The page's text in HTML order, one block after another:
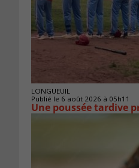
LONGUEUIL
Publié le 6 août 2026 à 05h11
Une poussée tardive